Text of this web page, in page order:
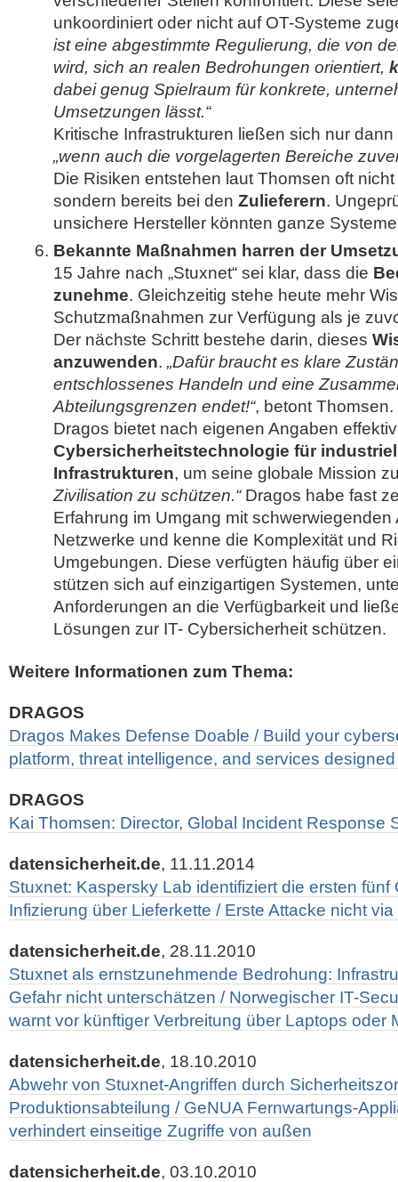
unkoordiniert oder nicht auf OT-Systeme
ist eine abgestimmte Regulierung, die von
wird, sich an realen Bedrohungen orientiert,
dabei genug Spielraum für konkrete,
Umsetzungen lässt.“
Kritische Infrastrukturen ließen sich nur
„wenn auch die vorgelagerten Bereiche
Die Risiken entstehen laut Thomsen oft
sondern bereits bei den Zulieferern.
unsichere Hersteller könnten ganze
Bekannte Maßnahmen harren der
15 Jahre nach „Stuxnet“ sei klar, dass die
zunehme. Gleichzeitig stehe heute mehr
Schutzmaßnahmen zur Verfügung als je
Der nächste Schritt bestehe darin, dieses
anzuwenden. „Dafür braucht es klare
entschlossenes Handeln und eine
Abteilungsgrenzen endet!“, betont Thomsen.
Dragos bietet nach eigenen Angaben
Cybersicherheitstechnologie für
Infrastrukturen, um seine globale Mission
Zivilisation zu schützen.“Dragos habe fast
Erfahrung im Umgang mit schwerwiegenden
Netzwerke und kenne die Komplexität und
Umgebungen. Diese verfügten häufig über
stützen sich auf einzigartigen Systemen,
Anforderungen an die Verfügbarkeit und
Lösungen zur IT- Cybersicherheit schützen.
Weitere Informationen zum Thema:
DRAGOS
Dragos Makes Defense Doable / Build your
platform, threat intelligence, and services
DRAGOS
Kai Thomsen: Director, Global Incident Response
datensicherheit.de, 11.11.2014
Stuxnet: Kaspersky Lab identifiziert die ersten fünf
Infizierung über Lieferkette / Erste Attacke nicht
datensicherheit.de, 28.11.2010
Stuxnet als ernstzunehmende Bedrohung:
Gefahr nicht unterschätzen / Norwegischer IT-
warnt vor künftiger Verbreitung über Laptops oder
datensicherheit.de, 18.10.2010
Abwehr von Stuxnet-Angriffen durch
Produktionsabteilung / GeNUA Fernwartungs-
verhindert einseitige Zugriffe von außen
datensicherheit.de, 03.10.2010